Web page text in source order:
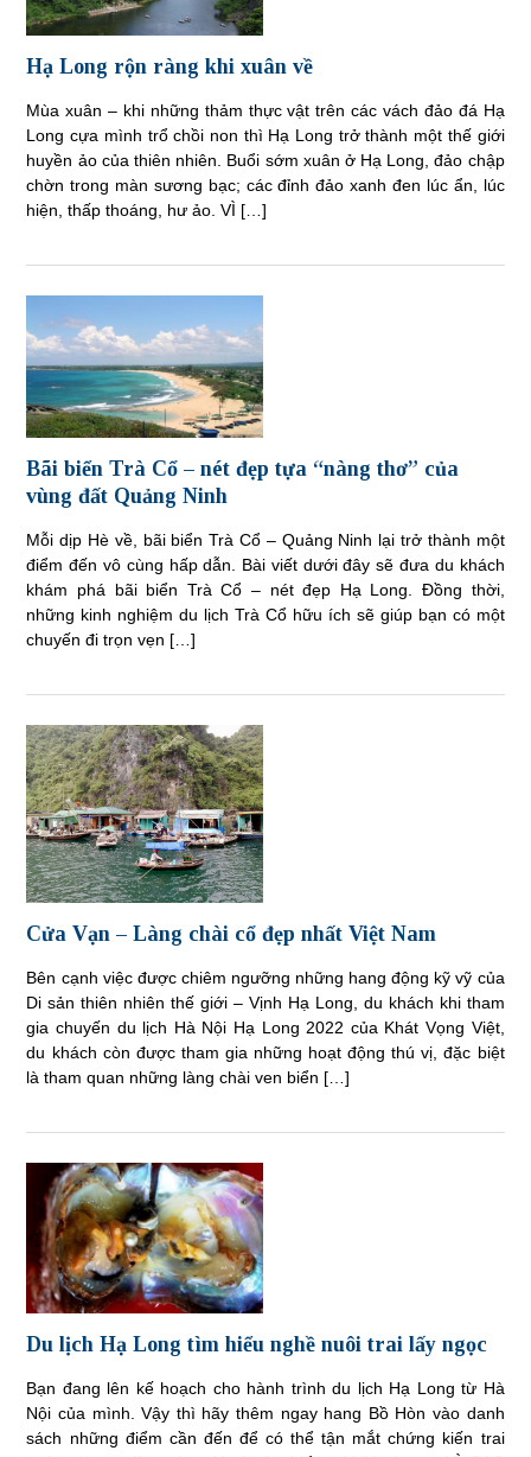
Hạ Long rộn ràng khi xuân về
Mùa xuân – khi những thảm thực vật trên các vách đảo đá Hạ
Long cựa mình trổ chồi non thì Hạ Long trở thành một thế giới
huyền ảo của thiên nhiên. Buổi sớm xuân ở Hạ Long, đảo chập
chờn trong màn sương bạc; các đỉnh đảo xanh đen lúc ẩn, lúc
hiện, thấp thoáng, hư ảo. VÌ […]
Bãi biển Trà Cổ – nét đẹp tựa “nàng thơ” của
vùng đất Quảng Ninh
Mỗi dịp Hè về, bãi biển Trà Cổ – Quảng Ninh lại trở thành một
điểm đến vô cùng hấp dẫn. Bài viết dưới đây sẽ đưa du khách
khám phá bãi biển Trà Cổ – nét đẹp Hạ Long. Đồng thời,
những kinh nghiệm du lịch Trà Cổ hữu ích sẽ giúp bạn có một
chuyến đi trọn vẹn […]
Cửa Vạn – Làng chài cổ đẹp nhất Việt Nam
Bên cạnh việc được chiêm ngưỡng những hang động kỹ vỹ của
Di sản thiên nhiên thế giới – Vịnh Hạ Long, du khách khi tham
gia chuyến du lịch Hà Nội Hạ Long 2022 của Khát Vọng Việt,
du khách còn được tham gia những hoạt động thú vị, đặc biệt
là tham quan những làng chài ven biển […]
Du lịch Hạ Long tìm hiểu nghề nuôi trai lấy ngọc
Bạn đang lên kế hoạch cho hành trình du lịch Hạ Long từ Hà
Nội của mình. Vậy thì hãy thêm ngay hang Bồ Hòn vào danh
sách những điểm cần đến để có thể tận mắt chứng kiến trai